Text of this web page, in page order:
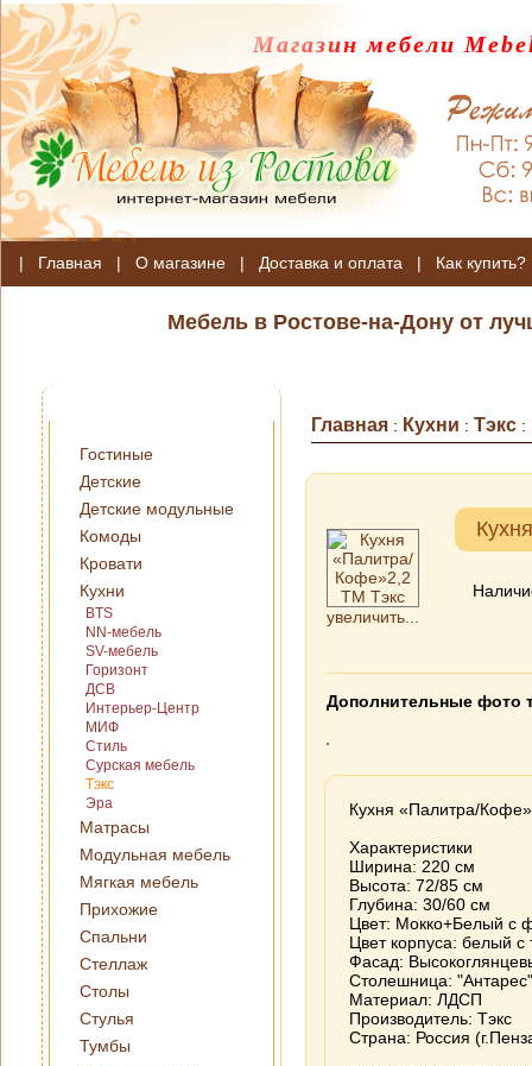
Магазин мебели
| Главная | О магазине | Доставка и оплата | Как купить?
Мебель в Ростове-на-Дону от
Гостиные
Детские
Детские модульные
Комоды
Кровати
Кухни
BTS
NN-мебель
SV-мебель
Горизонт
ДСВ
Интерьер-Центр
МИФ
Стиль
Сурская мебель
Тэкс
Эра
Матрасы
Модульная мебель
Мягкая мебель
Прихожие
Спальни
Стеллаж
Столы
Стулья
Тумбы
Главная : Кухни : Тэкс :
увеличить...
Дополнительные фото
Кухня «Палитра/
Характеристики
Ширина: 220 см
Высота: 72/85 см
Глубина: 30/60 см
Цвет: Мокко+Белый с
Цвет корпуса: белый
Фасад:
Столешница:
Материал: ЛДСП
Производитель: Тэкс
Страна: Россия